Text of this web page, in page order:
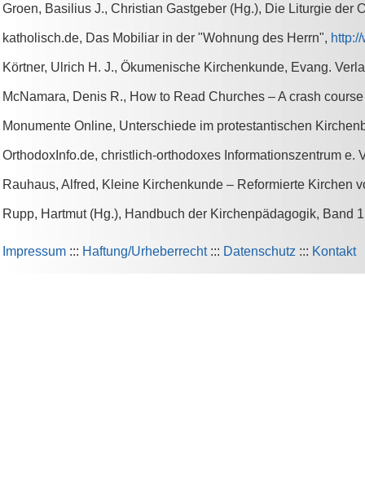
Groen, Basilius J., Christian Gastgeber (Hg.), Die Liturgie der
katholisch.de, Das Mobiliar in der "Wohnung des Herrn",
Körtner, Ulrich H. J., Ökumenische Kirchenkunde, Evang.
McNamara, Denis R., How to Read Churches – A crash
Monumente Online, Unterschiede im protestantischen
OrthodoxInfo.de, christlich-orthodoxes Informationszentrum e.
Rauhaus, Alfred, Kleine Kirchenkunde – Reformierte Kirchen
Rupp, Hartmut (Hg.), Handbuch der Kirchenpädagogik, Band
Impressum ::: Haftung/Urheberrecht::: Datenschutz ::: Kontakt